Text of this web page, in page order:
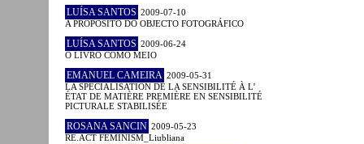
LUÍSA SANTOS 2009-07-10
A PROPÓSITO DO OBJECTO FOTOGRÁFICO
LUÍSA SANTOS 2009-06-24
O LIVRO COMO MEIO
EMANUEL CAMEIRA 2009-05-31
LA SPÉCIALISATION DE LA SENSIBILITÉ À L’
ÉTAT DE MATIÈRE PREMIÈRE EN SENSIBILITÉ
PICTURALE STABILISÉE
ROSANA SANCIN 2009-05-23
RE.ACT FEMINISM_Liubliana